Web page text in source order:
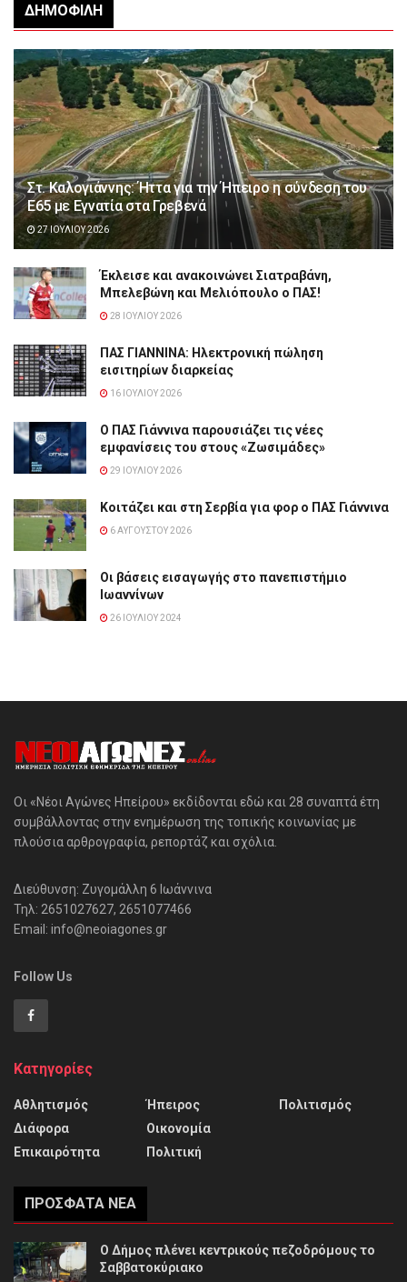
ΔΗΜΟΦΙΛΉ
Στ. Καλογιάννης: Ήττα για την Ήπειρο η σύνδεση του
Ε65 με Εγνατία στα Γρεβενά
27 ΙΟΥΛΊΟΥ 2026
Έκλεισε και ανακοινώνει Σιατραβάνη,
Μπελεβώνη και Μελιόπουλο ο ΠΑΣ!
28 ΙΟΥΛΊΟΥ 2026
ΠΑΣ ΓΙΑΝΝΙΝΑ: Hλεκτρονική πώληση
εισιτηρίων διαρκείας
16 ΙΟΥΛΊΟΥ 2026
Ο ΠΑΣ Γιάννινα παρουσιάζει τις νέες
εμφανίσεις του στους «Ζωσιμάδες»
29 ΙΟΥΛΊΟΥ 2026
Κοιτάζει και στη Σερβία για φορ ο ΠΑΣ Γιάννινα
6 ΑΥΓΟΎΣΤΟΥ 2026
Οι βάσεις εισαγωγής στο πανεπιστήμιο
Ιωαννίνων
26 ΙΟΥΛΊΟΥ 2024
Οι «Νέοι Αγώνες Ηπείρου» εκδίδονται εδώ και 28 συναπτά έτη
συμβάλλοντας στην ενημέρωση της τοπικής κοινωνίας με
πλούσια αρθρογραφία, ρεπορτάζ και σχόλια.
Διεύθυνση: Ζυγομάλλη 6 Ιωάννινα
Τηλ: 2651027627, 2651077466
Email: info@neoiagones.gr
Follow Us
Κατηγορίες
Αθλητισμός
Διάφορα
Επικαιρότητα
Ήπειρος
Οικονομία
Πολιτική
Πολιτισμός
ΠΡΌΣΦΑΤΑ ΝΈΑ
Ο Δήμος πλένει κεντρικούς πεζοδρόμους το
Σαββατοκύριακο